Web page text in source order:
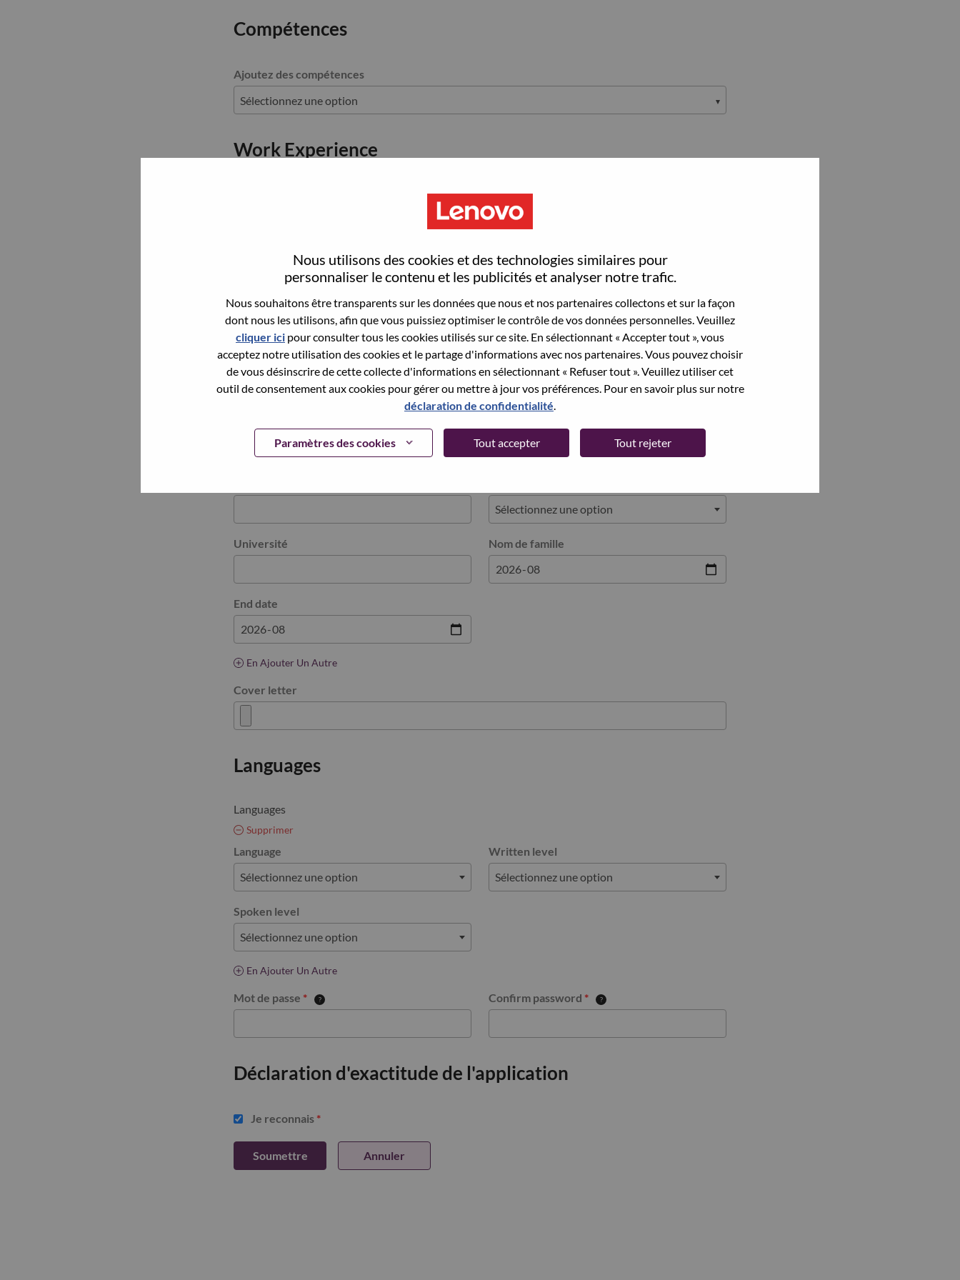
Nous utilisons des cookies et des technologies similaires pour
personnaliser le contenu et les publicités et analyser notre trafic.
Nous souhaitons être transparents sur les données que nous et nos partenaires collectons et sur la façon
dont nous les utilisons, afin que vous puissiez optimiser le contrôle de vos données personnelles. Veuillez
cliquer ici pour consulter tous les cookies utilisés sur ce site. En sélectionnant « Accepter tout », vous
acceptez notre utilisation des cookies et le partage d'informations avec nos partenaires. Vous pouvez choisir
de vous désinscrire de cette collecte d'informations en sélectionnant « Refuser tout ». Veuillez utiliser cet
outil de consentement aux cookies pour gérer ou mettre à jour vos préférences. Pour en savoir plus sur notre
déclaration de confidentialité
Paramètres des cookies Tout accepter Tout rejeter
Compétences
Ajoutez des compétences
Work Experience
En Ajouter Un Autre
Education History
Education history
Université Nom de famille
End date
En Ajouter Un Autre
Cover letter
Languages
Languages
Supprimer
Language Written level
Spoken level
En Ajouter Un Autre
Mot de passe * Confirm password *
Déclaration d'exactitude de l'application
Je reconnais *
Soumettre Annuler